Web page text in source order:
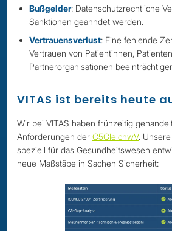
Bußgelder: Datenschutzrechtliche
Sanktionen geahndet werden.
Vertrauensverlust: Eine fehlende
Vertrauen von Patientinnen,
Partnerorganisationen
VITAS ist bereits heute
Wir bei VITAS haben frühzeitig
Anforderungen der C5GleichwV.
speziell für das Gesundheitswesen
neue Maßstäbe in Sachen Sicherheit: